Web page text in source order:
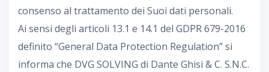
consenso al trattamento dei Suoi dati personali.
Ai sensi degli articoli 13.1 e 14.1 del GDPR 679-2016
definito “General Data Protection Regulation” si
informa che DVG SOLVING di Dante Ghisi & C. S.N.C.